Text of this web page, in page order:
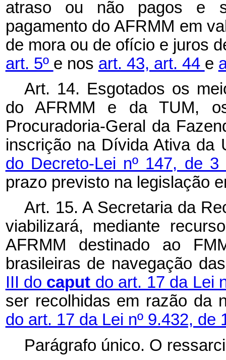
atraso ou não pagos e
pagamento do AFRMM em
de mora ou de ofício e juros
art. 5º e nos art. 43, art. 44 e
Art. 14. Esgotados os
do AFRMM e da TUM,
Procuradoria-Geral da
inscrição na Dívida Ativa da
do Decreto-Lei nº 147, de
prazo previsto na legislação
Art. 15. A Secretaria da
viabilizará, mediante
AFRMM destinado ao
brasileiras de navegação
III do caput do art. 17 da Lei
ser recolhidas em razão da
do art. 17 da Lei nº 9.432, de
Parágrafo único. O